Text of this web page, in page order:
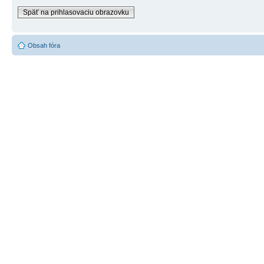
Späť na prihlasovaciu obrazovku
Obsah fóra